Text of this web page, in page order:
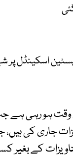
اسکینڈل پر
ہو رہی ہے
جاری کی
کے